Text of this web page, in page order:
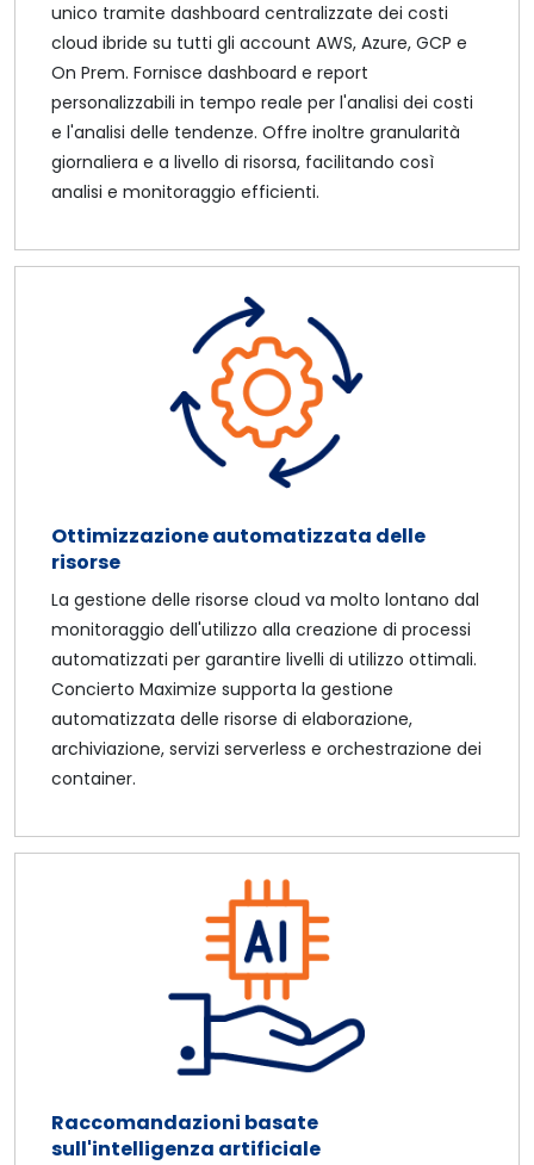
unico tramite dashboard centralizzate dei costi
cloud ibride su tutti gli account AWS, Azure, GCP e
On Prem. Fornisce dashboard e report
personalizzabili in tempo reale per l'analisi dei costi
e l'analisi delle tendenze. Offre inoltre granularità
giornaliera e a livello di risorsa, facilitando così
analisi e monitoraggio efficienti.
Ottimizzazione automatizzata delle
risorse
La gestione delle risorse cloud va molto lontano dal
monitoraggio dell'utilizzo alla creazione di processi
automatizzati per garantire livelli di utilizzo ottimali.
Concierto Maximize supporta la gestione
automatizzata delle risorse di elaborazione,
archiviazione, servizi serverless e orchestrazione dei
container.
Raccomandazioni basate
sull'intelligenza artificiale